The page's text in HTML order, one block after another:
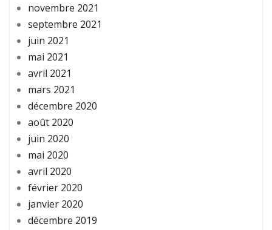
novembre 2021
septembre 2021
juin 2021
mai 2021
avril 2021
mars 2021
décembre 2020
août 2020
juin 2020
mai 2020
avril 2020
février 2020
janvier 2020
décembre 2019